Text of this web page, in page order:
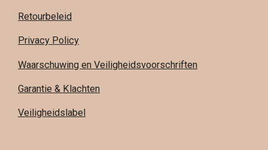
Retourbeleid
Privacy Policy
Waarschuwing en Veiligheidsvoorschriften
Garantie & Klachten
Veiligheidslabel